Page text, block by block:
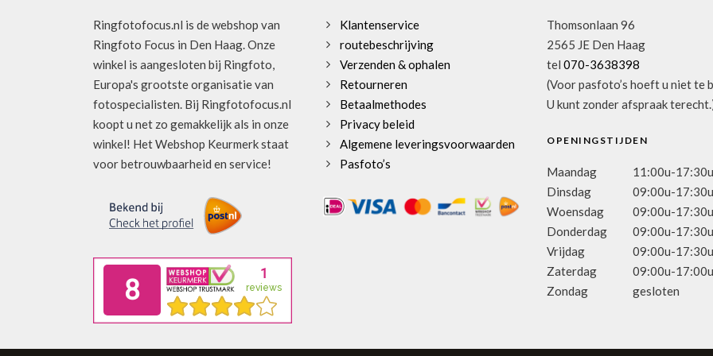
Ringfotofocus.nl is de webshop van
Ringfoto Focus in Den Haag. Onze
winkel is aangesloten bij Ringfoto,
Europa's grootste organisatie van
fotospecialisten. Bij Ringfotofocus.nl
koopt u net zo gemakkelijk als in onze
winkel! Het Webshop Keurmerk staat
voor betrouwbaarheid en service!
Klantenservice
routebeschrijving
Verzenden & ophalen
Retourneren
Betaalmethodes
Privacy beleid
Algemene leveringsvoorwaarden
Pasfoto’s
Thomsonlaan 96
2565 JE Den Haag
tel 070-3638398
(Voor pasfoto’s hoeft u niet te
U kunt zonder afspraak
OPENINGSTIJDEN
Maandag
11:00u-17:30u
Dinsdag
09:00u-17:30u
Woensdag
09:00u-17:30u
Donderdag
09:00u-17:30u
Vrijdag
09:00u-17:30u
Zaterdag
09:00u-17:00u
Zondag
gesloten